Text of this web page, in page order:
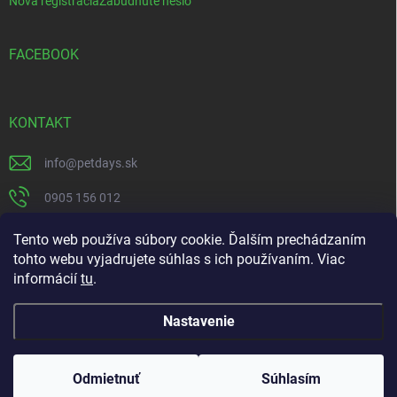
Tento web používa súbory cookie. Ďalším prechádzaním
tohto webu vyjadrujete súhlas s ich používaním. Viac
informácií tu.
Nastavenie
Odmietnuť Súhlasím
Kliešťová sezóna je tu – chráňte svojho miláčika včas.
FACEBOOK
KONTAKT
info@petdays.sk
0905 156 012
PetDays
Copyright 2026 . Všetky práva vyhradené.